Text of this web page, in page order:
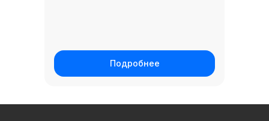
Подробнее